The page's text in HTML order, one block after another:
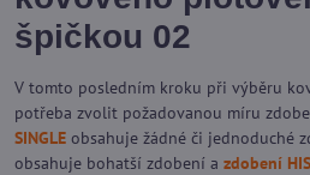
špičkou 02
V tomto posledním kroku při výběru
potřeba zvolit požadovanou míru
SINGLE obsahuje žádné či jednoduché
obsahuje bohatší zdobení a zdobení